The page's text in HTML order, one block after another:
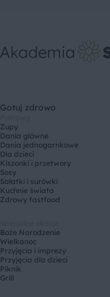
Gotuj zdrowo
Zupy
Dania główne
Dania jednogarnkowe
Dla dzieci
Kiszonki i przetwory
Sosy
Sałatki i surówki
Kuchnie świata
Zdrowy fastfood
Boże Narodzenie
Wielkanoc
Przyjęcia i imprezy
Przyjęcia dla dzieci
Piknik
Grill